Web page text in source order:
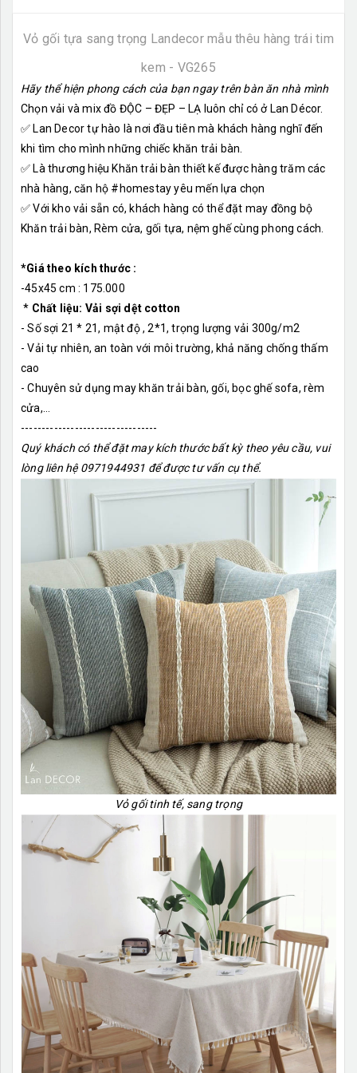
Vỏ gối tựa sang trọng Landecor mẫu thêu hàng trái tim
kem - VG265
Hãy thể hiện phong cách của bạn ngay trên bàn ăn nhà mình
Chọn vải và mix đồ ĐỘC – ĐẸP – LẠ luôn chỉ có ở Lan Décor.
✅ Lan Decor tự hào là nơi đầu tiên mà khách hàng nghĩ đến
khi tìm cho mình những chiếc khăn trải bàn.
✅ Là thương hiệu Khăn trải bàn thiết kế được hàng trăm các
nhà hàng, căn hộ #homestay yêu mến lựa chọn
✅ Với kho vải sẵn có, khách hàng có thể đặt may đồng bộ
Khăn trải bàn, Rèm cửa, gối tựa, nệm ghế cùng phong cách.
*Giá theo kích thước :
-45x45 cm : 175.000
* Chất liệu: Vải sợi dệt cotton
- Số sợi 21 * 21, mật độ , 2*1, trọng lượng vải 300g/m2
- Vải tự nhiên, an toàn với môi trường, khả năng chống thấm
cao
- Chuyên sử dụng may khăn trải bàn, gối, bọc ghế sofa, rèm
cửa,…
---------------------------------
Quý khách có thể đặt may kích thước bất kỳ theo yêu cầu, vui
lòng liên hệ 0971944931 để được tư vấn cụ thể.
Vỏ gối tinh tế, sang trọng